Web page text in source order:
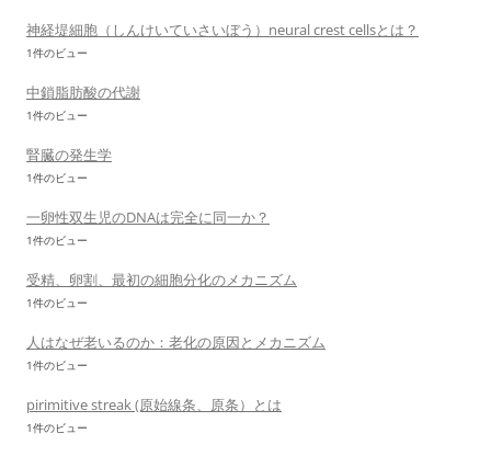
神経堤細胞（しんけいていさいぼう）neural crest cellsとは？
1件のビュー
中鎖脂肪酸の代謝
1件のビュー
腎臓の発生学
1件のビュー
一卵性双生児のDNAは完全に同一か？
1件のビュー
受精、卵割、最初の細胞分化のメカニズム
1件のビュー
人はなぜ老いるのか：老化の原因とメカニズム
1件のビュー
pirimitive streak (原始線条、原条）とは
1件のビュー